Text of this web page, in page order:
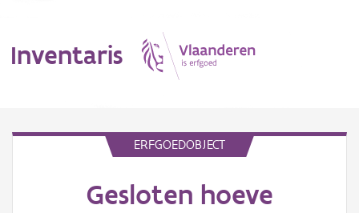
Inventaris
ERFGOEDOBJECT
Gesloten hoeve